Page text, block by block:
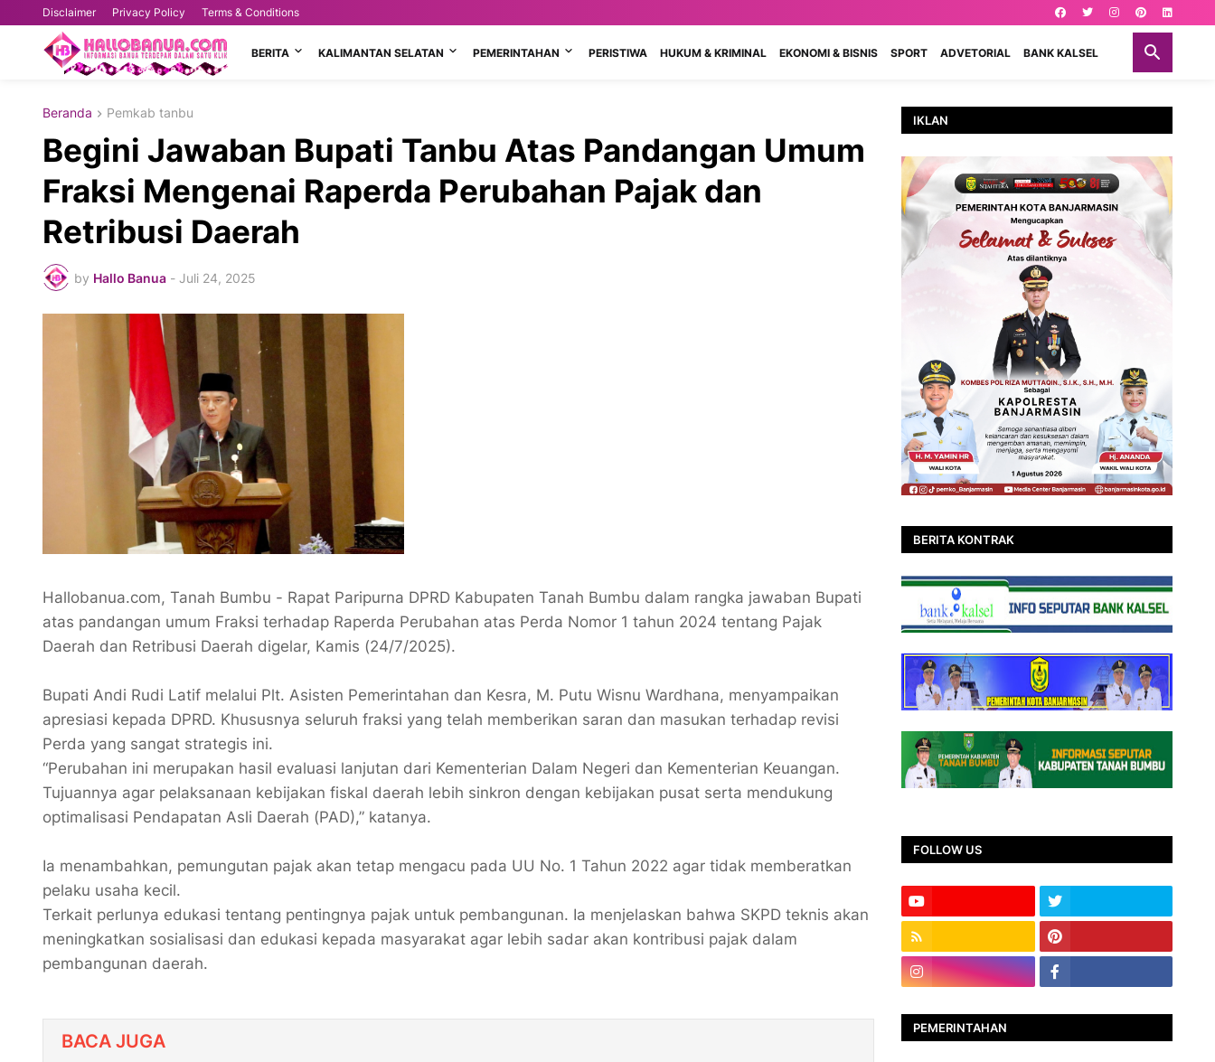
Disclaimer Privacy Policy Terms & Conditions
BERITA KALIMANTAN SELATAN PEMERINTAHAN PERISTIWA HUKUM & KRIMINAL EKONOMI & BISNIS SPORT ADVETORIAL BANK KALSEL
Beranda Pemkab tanbu
Begini Jawaban Bupati Tanbu Atas Pandangan Umum
Fraksi Mengenai Raperda Perubahan Pajak dan
Retribusi Daerah
by Hallo Banua - Juli 24, 2025
Hallobanua.com, Tanah Bumbu - Rapat Paripurna DPRD Kabupaten Tanah Bumbu dalam rangka jawaban Bupati
atas pandangan umum Fraksi terhadap Raperda Perubahan atas Perda Nomor 1 tahun 2024 tentang Pajak
Daerah dan Retribusi Daerah digelar, Kamis (24/7/2025).
Bupati Andi Rudi Latif melalui Plt. Asisten Pemerintahan dan Kesra, M. Putu Wisnu Wardhana, menyampaikan
apresiasi kepada DPRD. Khususnya seluruh fraksi yang telah memberikan saran dan masukan terhadap revisi
Perda yang sangat strategis ini.
“Perubahan ini merupakan hasil evaluasi lanjutan dari Kementerian Dalam Negeri dan Kementerian Keuangan.
Tujuannya agar pelaksanaan kebijakan fiskal daerah lebih sinkron dengan kebijakan pusat serta mendukung
optimalisasi Pendapatan Asli Daerah (PAD),” katanya.
Ia menambahkan, pemungutan pajak akan tetap mengacu pada UU No. 1 Tahun 2022 agar tidak memberatkan
pelaku usaha kecil.
Terkait perlunya edukasi tentang pentingnya pajak untuk pembangunan. Ia menjelaskan bahwa SKPD teknis akan
meningkatkan sosialisasi dan edukasi kepada masyarakat agar lebih sadar akan kontribusi pajak dalam
pembangunan daerah.
BACA JUGA
IKLAN
BERITA KONTRAK
FOLLOW US
PEMERINTAHAN